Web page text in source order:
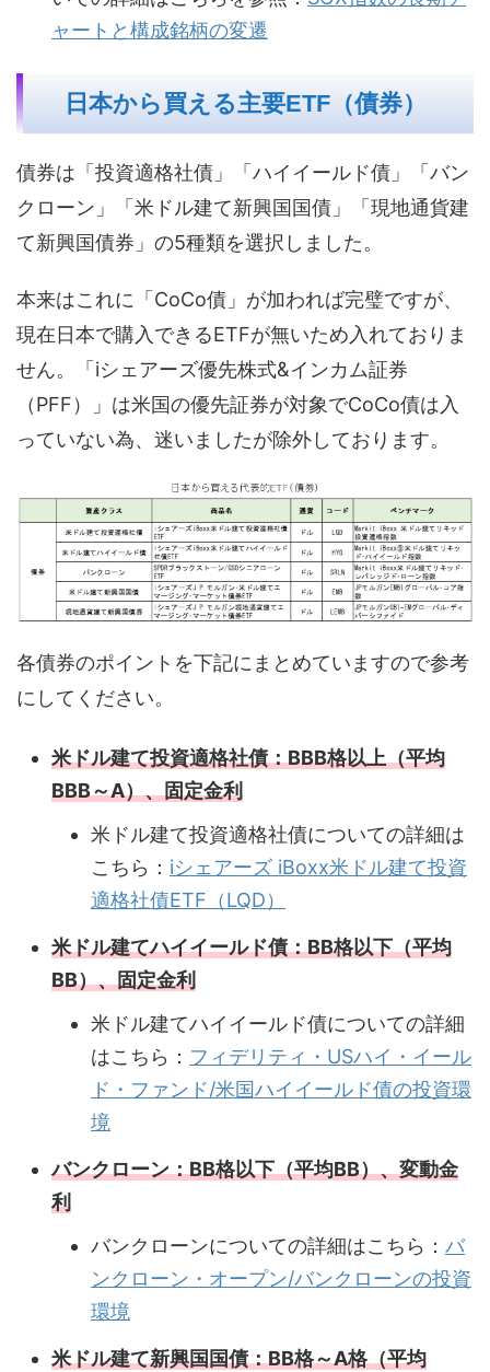
ャートと構成銘柄の変遷
日本から買える主要ETF（債券）
債券は「投資適格社債」「ハイイールド債」「バン
クローン」「米ドル建て新興国国債」「現地通貨建
て新興国債券」の5種類を選択しました。
本来はこれに「CoCo債」が加われば完璧ですが、
現在日本で購入できるETFが無いため入れておりま
せん。「iシェアーズ優先株式&インカム証券
（PFF）」は米国の優先証券が対象でCoCo債は入
っていない為、迷いましたが除外しております。
各債券のポイントを下記にまとめていますので参考
にしてください。
米ドル建て投資適格社債：BBB格以上（平均
BBB～A）、固定金利
米ドル建て投資適格社債についての詳細は
こちら： iシェアーズ iBoxx米ドル建て投資
適格社債ETF（LQD）
米ドル建てハイイールド債：BB格以下（平均
BB）、固定金利
米ドル建てハイイールド債についての詳細
はこちら： フィデリティ・USハイ・イール
ド・ファンド/米国ハイイールド債の投資環
境
バンクローン：BB格以下（平均BB）、変動金
利
バンクローンについての詳細はこちら： バ
ンクローン・オープン/バンクローンの投資
環境
米ドル建て新興国国債：BB格～A格（平均